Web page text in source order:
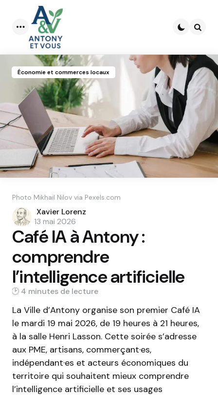
Menu
Économie et commerces locaux
Photo Mikhail Nilov via Pexels.com
Posted
by
Xavier Lorenz
13 mai 2026
Café IA à Antony :
comprendre
l’intelligence artificielle
4 min
La Ville d’Antony organise son premier Café IA
le mardi 19 mai 2026, de 19 heures à 21 heures,
à la salle Henri Lasson. Cette soirée s’adresse
aux PME, artisans, commerçant·es,
indépendant·es et acteurs économiques du
territoire qui souhaitent mieux comprendre
l’intelligence artificielle et ses usages